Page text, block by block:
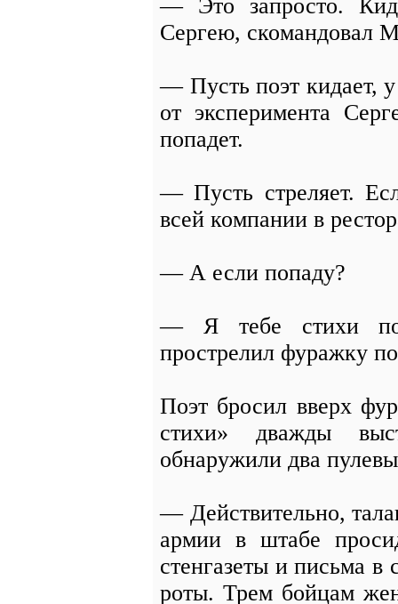
— Это запросто.
Сергею, скомандовал
— Пусть поэт кидает,
от эксперимента
попадет.
— Пусть стреляет.
всей компании в
— А если попаду?
— Я тебе стихи
прострелил фуражку
Поэт бросил вверх
стихи» дважды
обнаружили два
— Действительно,
армии в штабе
стенгазеты и письма в
роты. Трем бойцам